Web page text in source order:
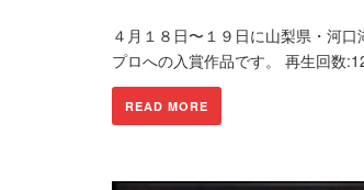
４月１８日〜１９日に山梨県・河
プロへの入賞作品です。 再生回数
READ MORE